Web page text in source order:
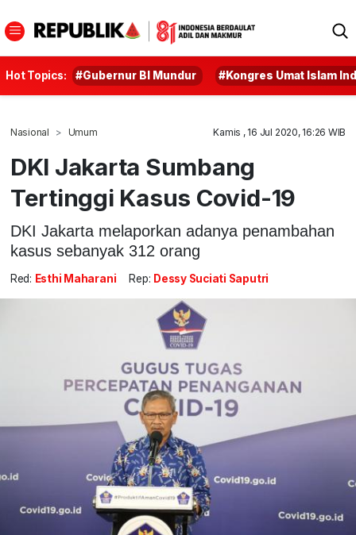
Hot Topics: #Gubernur BI Mundur #Kongres Umat Islam
Nasional Umum Kamis , 16 Jul 2020, 16:26 WIB
DKI Jakarta Sumbang
Tertinggi Kasus Covid-19
DKI Jakarta melaporkan adanya penambahan
kasus sebanyak 312 orang
Red: Esthi Maharani Rep: Dessy Suciati Saputri